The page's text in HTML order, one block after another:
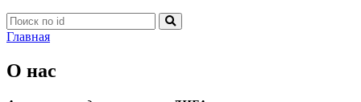
Главная
О нас